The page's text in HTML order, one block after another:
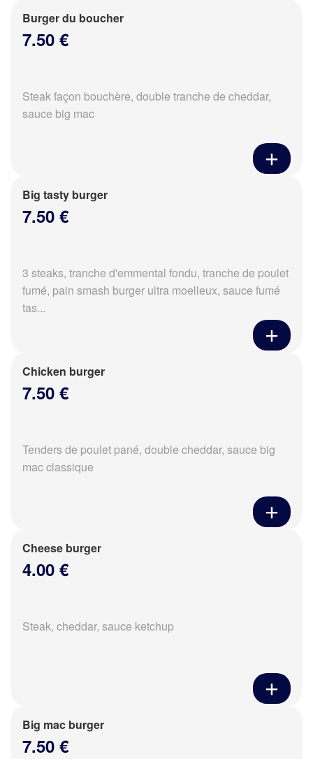
Burger du boucher
7.50 €
Steak façon bouchère, double tranche de cheddar,
sauce big mac
Big tasty burger
7.50 €
3 steaks, tranche d'emmental fondu, tranche de poulet
fumé, pain smash burger ultra moelleux, sauce fumé
tas...
Chicken burger
7.50 €
Tenders de poulet pané, double cheddar, sauce big
mac classique
Cheese burger
4.00 €
Steak, cheddar, sauce ketchup
Big mac burger
7.50 €